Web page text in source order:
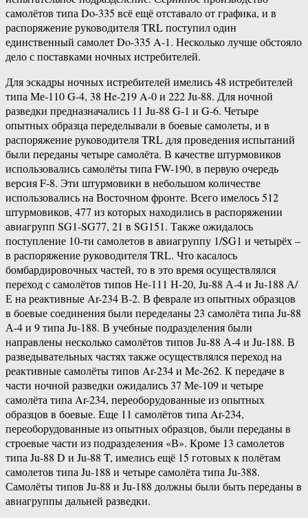
самолётов типа Do-335 всё ещё отставало от графика, и в
распоряжение руководителя TRL поступил один
единственный самолет Do-335 A-1. Несколько лучше обстояло
дело с поставками ночных истребителей.
Для эскадры ночных истребителей имелись 48 истребителей
типа Ме-110 G-4, 38 He-219 A-0 и 222 Ju-88. Для ночной
разведки предназначались 11 Ju-88 G-1 и G-6. Четыре
опытных образца переделывали в боевые самолеты, и в
распоряжение руководителя TRL для проведения испытаний
были переданы четыре самолёта. В качестве штурмовиков
использовались самолёты типа FW-190, в первую очередь
версия F-8. Эти штурмовики в небольшом количестве
использовались на Восточном фронте. Всего имелось 512
штурмовиков, 477 из которых находились в распоряжении
авиагрупп SG1-SG77, 21 в SG151. Также ожидалось
поступление 10-ти самолетов в авиагруппу 1/SG1 и четырёх –
в распоряжение руководителя TRL. Что касалось
бомбардировочных частей, то в это время осуществлялся
переход с самолётов типов Не-111 Н-20, Ju-88 А-4 и Ju-188 А/
Е на реактивные Ar-234 В-2. В феврале из опытных образцов
в боевые соединения были переделаны 23 самолёта типа Ju-88
А-4 и 9 типа Ju-188. В учебные подразделения были
направлены несколько самолётов типов Ju-88 А-4 и Ju-188. В
разведывательных частях также осуществлялся переход на
реактивные самолёты типов Ar-234 и Me-262. К передаче в
части ночной разведки ожидались 37 Ме-109 и четыре
самолёта типа Ar-234, переоборудованные из опытных
образцов в боевые. Еще 11 самолётов типа Ar-234,
переоборудованные из опытных образцов, были переданы в
строевые части из подразделения «В». Кроме 13 самолетов
типа Ju-88 D и Ju-88 T, имелись ещё 15 готовых к полётам
самолетов типа Ju-188 и четыре самолёта типа Ju-388.
Самолёты типов Ju-88 и Ju-188 должны были быть переданы в
авиагруппы дальней разведки.